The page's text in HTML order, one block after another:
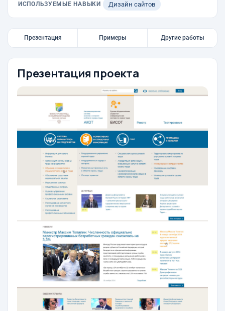
ИСПОЛЬЗУЕМЫЕ НАВЫКИ Дизайн сайтов
Презентация Примеры Другие работы
Презентация проекта